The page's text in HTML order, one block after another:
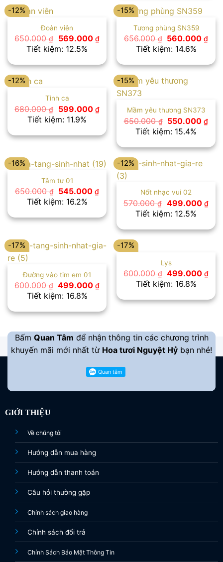
-12%
Đoàn viên
650.000₫
Giá
gốc
là:
569.000 ₫Giá
hiện
là:
569.000 ₫.
Tiết kiệm: 12.5%
-15%
Tương phùng SN359
656.000₫
Giá
gốc
là:
560.000₫Giá
là:
Tiết kiệm: 14.6%
-12%
Tình ca
680.000₫
Giá
gốc
là:
599.000 ₫Giá
hiện
là:
599.000 ₫.
Tiết kiệm: 11.9%
-15%
Mầm yêu thương SN373
650.000₫
Giá
gốc
là:
550.000₫Giá
là:
Tiết kiệm: 15.4%
-16%
Tâm tư 01
650.000₫
Giá
gốc
là:
545.000₫Giá
là:
545.000 ₫.
Tiết kiệm: 16.2%
-12%
Nốt nhạc vui 02
570.000₫ Giá
gốc
là:
499.000 ₫Giá
hiện
là:
Tiết kiệm: 12.5%
-17%
Đường vào tim em 01
600.000₫ Giá
gốc
là:
499.000₫Giá
là:
499.000 ₫.
Tiết kiệm: 16.8%
-17%
Lys
600.000₫ Giá
gốc
là:
499.000₫Giá
là:
Tiết kiệm: 16.8%
Bấm Quan Tâm để nhận thông tin các chương trình
khuyến mãi mới nhất từ Hoa tươi Nguyệt Hỷ bạn nhé!
GIỚI THIỆU
Về chúng tôi
Hướng dẫn mua hàng
Hướng dẫn thanh toán
Câu hỏi thường gặp
Chính sách giao hàng
Chính sách đổi trả
Chính Sách Bảo Mật Thông Tin